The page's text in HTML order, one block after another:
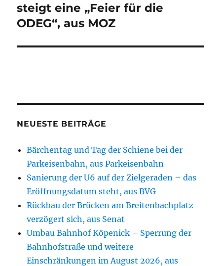
Beitrag:
steigt eine „Feier für die
ODEG“, aus MOZ
NEUESTE BEITRÄGE
Bärchentag und Tag der Schiene bei der
Parkeisenbahn, aus Parkeisenbahn
Sanierung der U6 auf der Zielgeraden – das
Eröffnungsdatum steht, aus BVG
Rückbau der Brücken am Breitenbachplatz
verzögert sich, aus Senat
Umbau Bahnhof Köpenick – Sperrung der
Bahnhofstraße und weitere
Einschränkungen im August 2026, aus